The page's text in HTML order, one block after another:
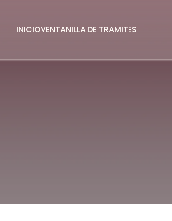
INICIOVENTANILLA DE TRAMITES